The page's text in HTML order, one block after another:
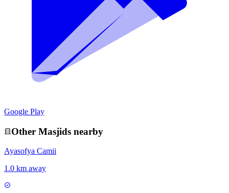
Google Play
Other Masjids nearby
Ayasofya Camii
1.0 km away